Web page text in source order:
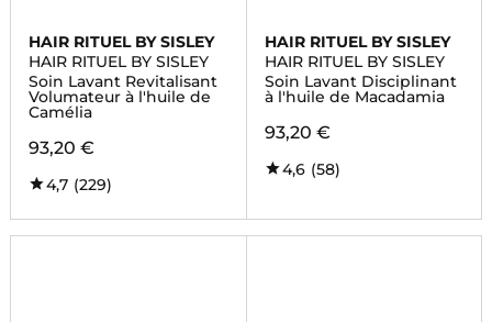
HAIR RITUEL BY SISLEY
HAIR RITUEL BY SISLEY
Soin Lavant Revitalisant
Volumateur à l'huile de
Camélia
93,20 €
4,7 (229)
HAIR RITUEL BY SISLEY
HAIR RITUEL BY SISLEY
Soin Lavant Disciplinant
à l'huile de Macadamia
93,20 €
4,6 (58)